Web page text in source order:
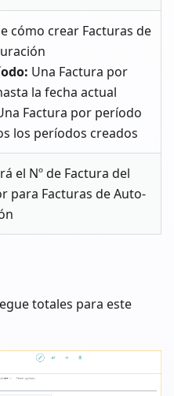
cómo crear Facturas de
Una Factura por
la fecha actual
Factura por período
los períodos creados
el Nº de Factura del
para Facturas de Auto-
totales para este